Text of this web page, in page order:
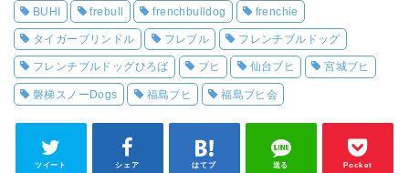
BUHI frebull frenchbulldog frenchie
タイガーブリンドル フレブル フレンチブルドッグ
フレンチブルドッグひろば ブヒ 仙台ブヒ 宮城ブヒ
磐梯スノーDogs 福島ブヒ 福島ブヒ会
ツイート シェア はてブ 送る Pocket